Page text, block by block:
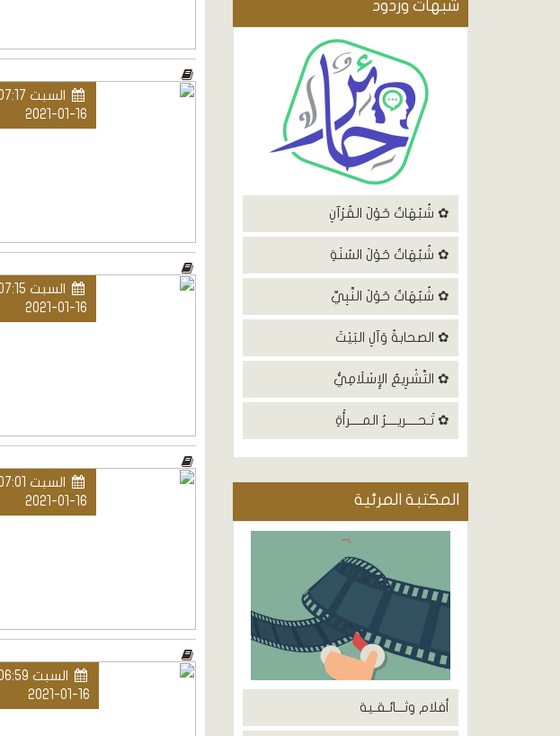
شٌبهات وردود
✿ شُبُهَاتٌ حَوْلَ القُرْآنِ
✿ شُبُهَاتٌ حَوْلَ السُنَةِ
✿ شُبُهَاتٌ حَوْلَ النَّبِيِّ
✿ الصحابةُ وَآلِ البَيْتَ
✿ التَّشْرِيعُ الإِسْلَامِيُّ
✿ تَـحــــريــــرُ المــــرأَةِ
المكتبة المرئية
أفلام وثـــائـقـية
السبت AM 07:17
2021-01-16
السبت AM 07:15
2021-01-16
السبت AM 07:01
2021-01-16
السبت AM 06:59
2021-01-16